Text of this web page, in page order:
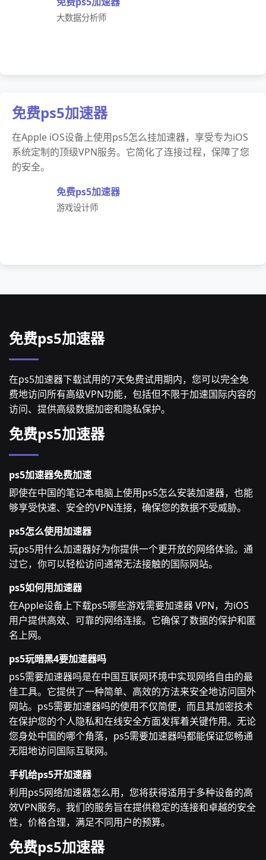
大数据分析师
免费ps5加速器
在Apple iOS设备上使用ps5怎么挂加速器，享受专为iOS
系统定制的顶级VPN服务。它简化了连接过程，保障了您
的安全。
免费ps5加速器
游戏设计师
免费ps5加速器
在ps5加速器下载试用的7天免费试用期内，您可以完全免
费地访问所有高级VPN功能，包括但不限于加速国际内容的
访问、提供高级数据加密和隐私保护。
免费ps5加速器
ps5加速器免费加速
即使在中国的笔记本电脑上使用ps5怎么安装加速器，也能
够享受快速、安全的VPN连接，确保您的数据不受威胁。
ps5怎么使用加速器
玩ps5用什么加速器好为你提供一个更开放的网络体验。通
过它，你可以轻松访问通常无法接触的国际网站。
ps5如何用加速器
在Apple设备上下载ps5哪些游戏需要加速器 VPN，为iOS
用户提供高效、可靠的网络连接。它确保了数据的保护和匿
名上网。
ps5玩暗黑4要加速器吗
ps5需要加速器吗是在中国互联网环境中实现网络自由的最
佳工具。它提供了一种简单、高效的方法来安全地访问国外
网站。ps5需要加速器吗的使用不仅简便，而且其加密技术
在保护您的个人隐私和在线安全方面发挥着关键作用。无论
您身处中国的哪个角落，ps5需要加速器吗都能保证您畅通
无阻地访问国际互联网。
手机给ps5开加速器
利用ps5网络加速器怎么用，您将获得适用于多种设备的高
效VPN服务。我们的服务旨在提供稳定的连接和卓越的安全
性，价格合理，满足不同用户的预算。
免费ps5加速器